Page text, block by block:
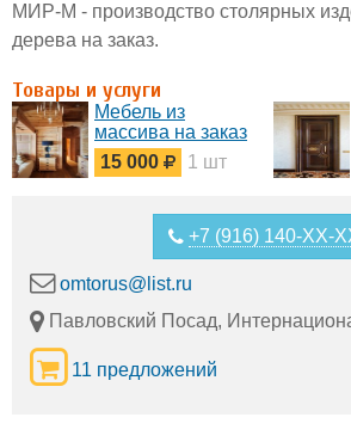
МИР-М - производство столярных
дерева на заказ.
Товары и услуги
Мебель из
массива на заказ
15 000
1 шт
+7 (916) 140-XX-
omtorus@list.ru
Павловский Посад,
11 предложений